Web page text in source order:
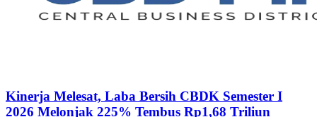
Kinerja Melesat, Laba Bersih CBDK Semester I
2026 Melonjak 225% Tembus Rp1,68 Triliun